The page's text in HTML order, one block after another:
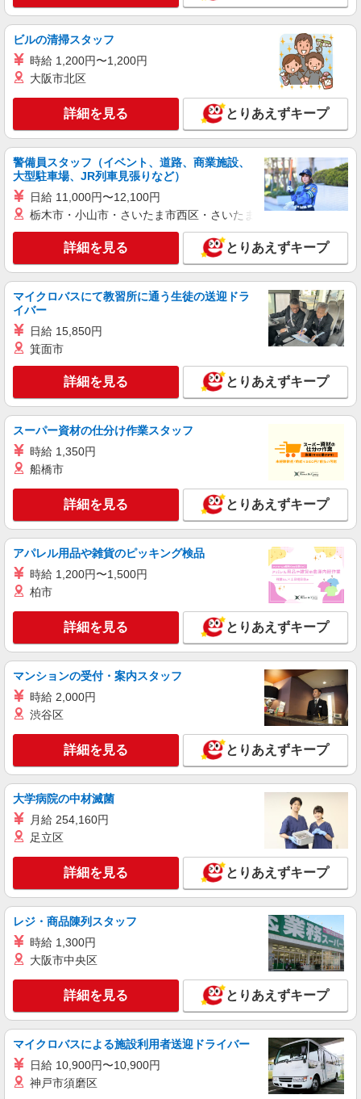
詳細を見る
正社員
株式会社グラスト
営業職（東京オフィスサポート事業部）
月給：260,000円 ※40時間分のみなし残業代
(62,000円)含む ※月給制 ※予定年収はあくまでも
目安の金額であり、選考を通じて上下する可能性
があります。 ＜モデル年収例＞ 年収850万円 ／
32歳 エリアマネージャー職 経験5年 年収620万円
／ 30歳 マネージャー職 経験3年 年収480万円 ／
28歳 リーダー職 経験2年
渋谷区渋谷3-10-13 TOKYU REIT渋谷Rビル 6F
池袋オフィス／東京都豊島区東池袋1-21-11 オーク
池袋ビル3階 新宿オフィス／渋谷区代々木2-11-17
ラウンドクロス新宿 9F 秋葉原オフィス／台東区
秋葉原1-1 秋葉原ビジネスセンター 3F ※面接時に
キープ 詳細を見る
【月給】340,400円〜 ※経験・能力・前給を
【東京本社】 150-0013 東京都渋谷区恵比寿1-
所】
キープ 詳細を見る
正社員
ジェイフロンティア株式会社
ヘルスケアマーケティング事業のインサイドセ
【給与・待遇】 ・想定年収：300万円〜500万
円 ※前職年収・経験を考慮の上、決定します。
210,000円〜350,000円
東京都渋谷区桜丘町９-８ KN 渋谷３－４階
キープ 詳細を見る
正社員
株式会社マルコム
医療営業（第二新卒歓迎）
月額（基本給） 220,000円〜380,000円 ※残業
代別途全額支給 ※年齢、経験、能力を考慮のう
え、同社規定により決定致します。 ※賃金はあく
までも目安の金額であり、選考を通じて上下する
【本社】 営業分室 東京都渋谷区本町4-12-7 泉
【変更の範囲：会社の定める場所】
キープ 詳細を見る
正社員
社名非公開/法人営業（愛媛県）
・35歳/TL(係長)：600万円 ・40歳/GL(課長)：
700〜800万円 賃金はあくまでも目安の金額であ
り、選考を通じて上下する可能性があります。 月
給(月額)は固定手当を含めた表記です。
東京都渋谷区広尾1-13-1 フジキカイ広尾ビル
【変更の範囲：会社の定める場所】
キープ 詳細を見る
正社員
社名非公開/法人営業（東京）
法人営業（東京）
月給：240,000円〜350,000円 ＜モデル年収＞
・35歳/TL(係長)：600万円 ・40歳/GL(課長)：
り、選考を通じて上下する可能性があります。 月
給(月額)は固定手当を含めた表記です。
東京都渋谷区広尾1-13-1 【変更の範囲：会社
キープ 詳細を見る
ビルの清掃スタッフ
時給 1,200円〜1,200円
大阪市北区
詳細を見る とりあえずキープ
警備員スタッフ（イベント、道路、商業施設、
大型駐車場、JR列車見張りなど）
日給 11,000円〜12,100円
栃木市・小山市・さいたま市西区・さいたま市岩槻区・久喜市・
詳細を見る とりあえずキープ
マイクロバスにて教習所に通う生徒の送迎ドラ
イバー
日給 15,850円
箕面市
詳細を見る とりあえずキープ
スーパー資材の仕分け作業スタッフ
時給 1,350円
船橋市
詳細を見る とりあえずキープ
アパレル用品や雑貨のピッキング検品
時給 1,200円〜1,500円
柏市
詳細を見る とりあえずキープ
マンションの受付・案内スタッフ
時給 2,000円
渋谷区
詳細を見る とりあえずキープ
大学病院の中材滅菌
月給 254,160円
足立区
詳細を見る とりあえずキープ
レジ・商品陳列スタッフ
時給 1,300円
大阪市中央区
詳細を見る とりあえずキープ
マイクロバスによる施設利用者送迎ドライバー
日給 10,900円〜10,900円
神戸市須磨区